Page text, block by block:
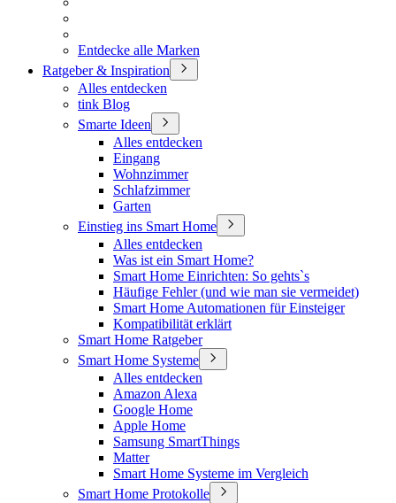
Entdecke alle Marken
Ratgeber & Inspiration
Alles entdecken
tink Blog
Smarte Ideen
Alles entdecken
Eingang
Wohnzimmer
Schlafzimmer
Garten
Einstieg ins Smart Home
Alles entdecken
Was ist ein Smart Home?
Smart Home Einrichten: So gehts`s
Häufige Fehler (und wie man sie vermeidet)
Smart Home Automationen für Einsteiger
Kompatibilität erklärt
Smart Home Ratgeber
Smart Home Systeme
Alles entdecken
Amazon Alexa
Google Home
Apple Home
Samsung SmartThings
Matter
Smart Home Systeme im Vergleich
Smart Home Protokolle